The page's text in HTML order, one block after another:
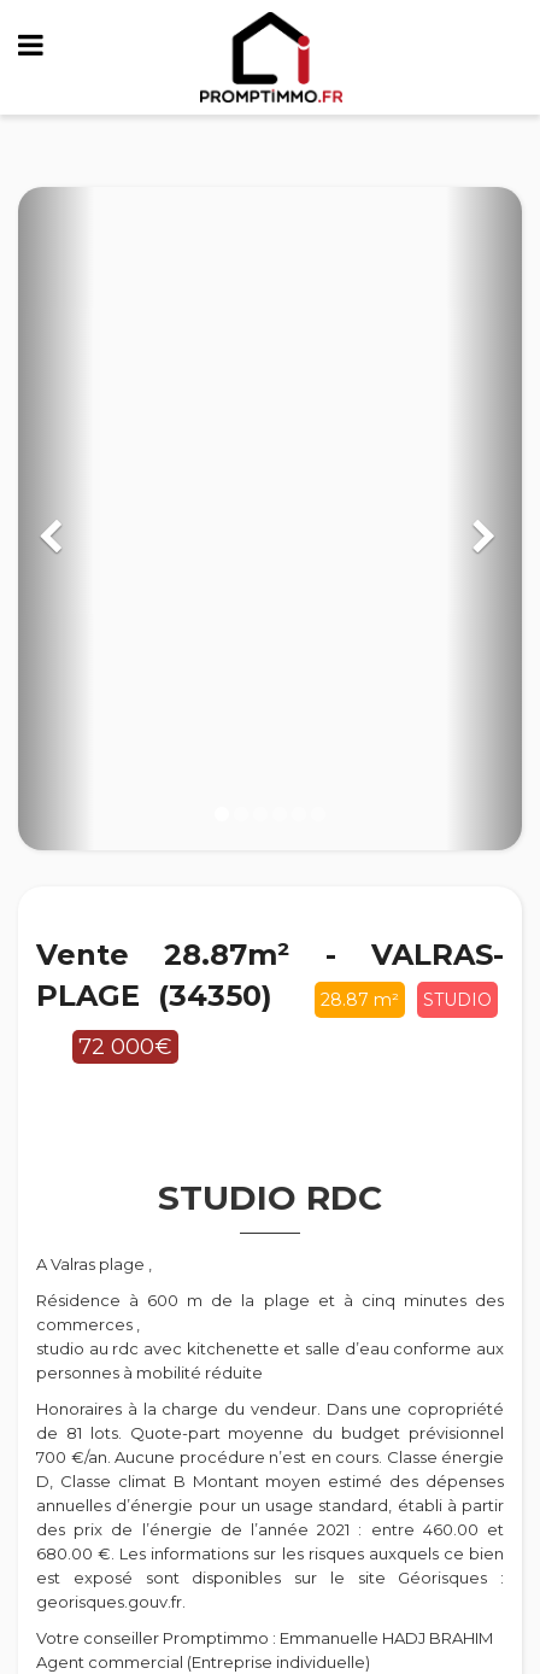
Vente 28.87m² - VALRAS-
PLAGE (34350)
28.87 m² STUDIO
72 000€
STUDIO RDC
A Valras plage ,
Résidence à 600 m de la plage et à cinq minutes des
commerces ,
studio au rdc avec kitchenette et salle d’eau conforme aux
personnes à mobilité réduite
Honoraires à la charge du vendeur. Dans une copropriété
de 81 lots. Quote-part moyenne du budget prévisionnel
700 €/an. Aucune procédure n’est en cours. Classe énergie
D, Classe climat B Montant moyen estimé des dépenses
annuelles d’énergie pour un usage standard, établi à partir
des prix de l’énergie de l’année 2021 : entre 460.00 et
680.00 €. Les informations sur les risques auxquels ce bien
est exposé sont disponibles sur le site Géorisques :
georisques.gouv.fr.
Votre conseiller Promptimmo : Emmanuelle HADJ BRAHIM
Agent commercial (Entreprise individuelle)